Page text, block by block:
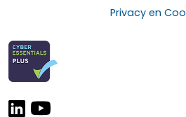
Privacy en